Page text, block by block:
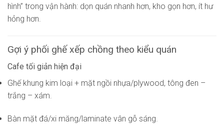
hình” trong vận hành: dọn quán nhanh hơn, kho gọn hơn, ít hư
hỏng hơn.
Gợi ý phối ghế xếp chồng theo kiểu quán
Cafe tối giản hiện đại
Ghế khung kim loại + mặt ngồi nhựa/plywood, tông đen –
trắng – xám.
Bàn mặt đá/xi măng/laminate vân gỗ sáng.